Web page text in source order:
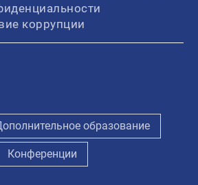
коррупции
образование
Конференции